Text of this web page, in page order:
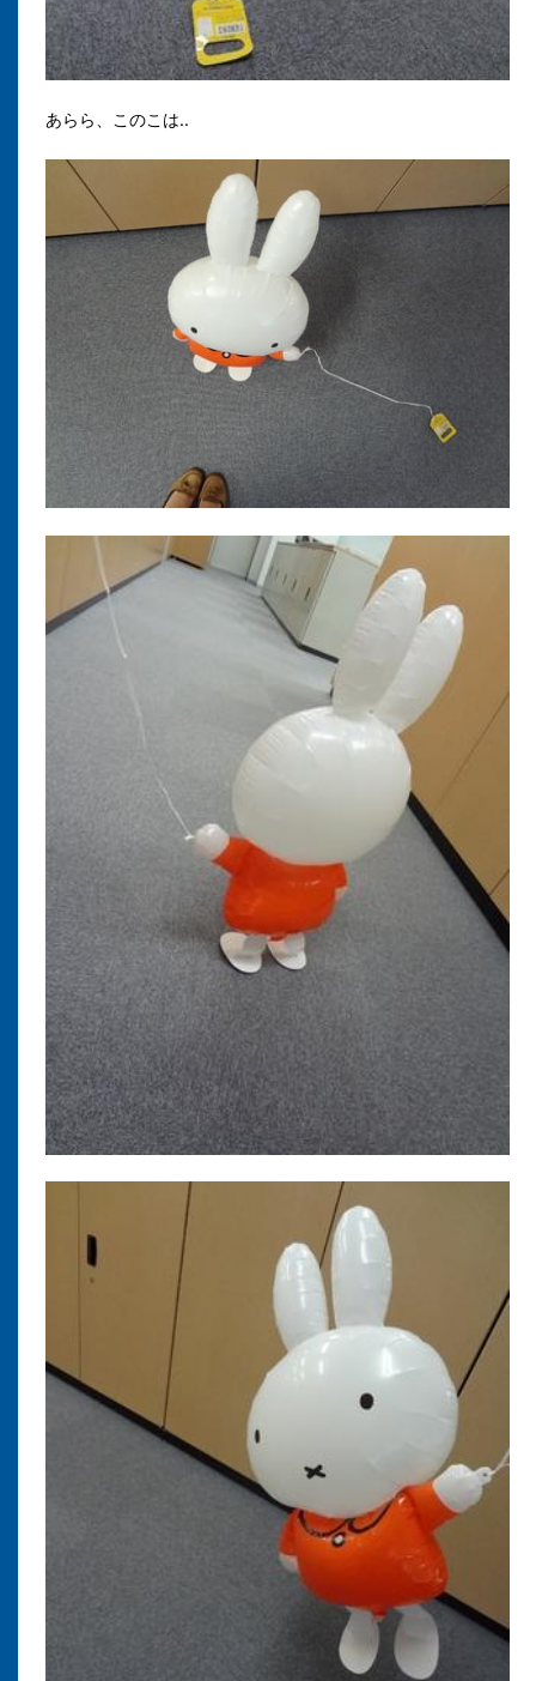
あらら、このこは..